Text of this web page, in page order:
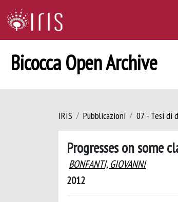
Bicocca Open Archive
IRIS Pubblicazioni 07 - Tesi di
Progresses on some
BONFANTI, GIOVANNI
2012